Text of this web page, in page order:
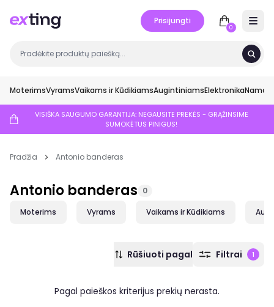
Prisijungti
0
MoterimsVyramsVaikams ir KūdikiamsAugintiniamsElektronikaNamai
VISIŠKA SAUGUMO GARANTIJA: NEGAUSITE PREKĖS - GRĄŽINSIME
SUMOKĖTUS PINIGUS!
Pradžia Antonio banderas
Antonio banderas 0
Moterims Vyrams Vaikams ir Kūdikiams
Rūšiuoti pagal Filtrai 1
Pagal paieškos kriterijus prekių nerasta.